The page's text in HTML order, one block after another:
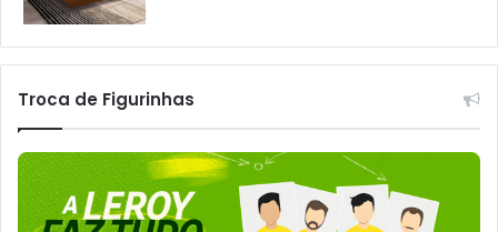
Troca de Figurinhas